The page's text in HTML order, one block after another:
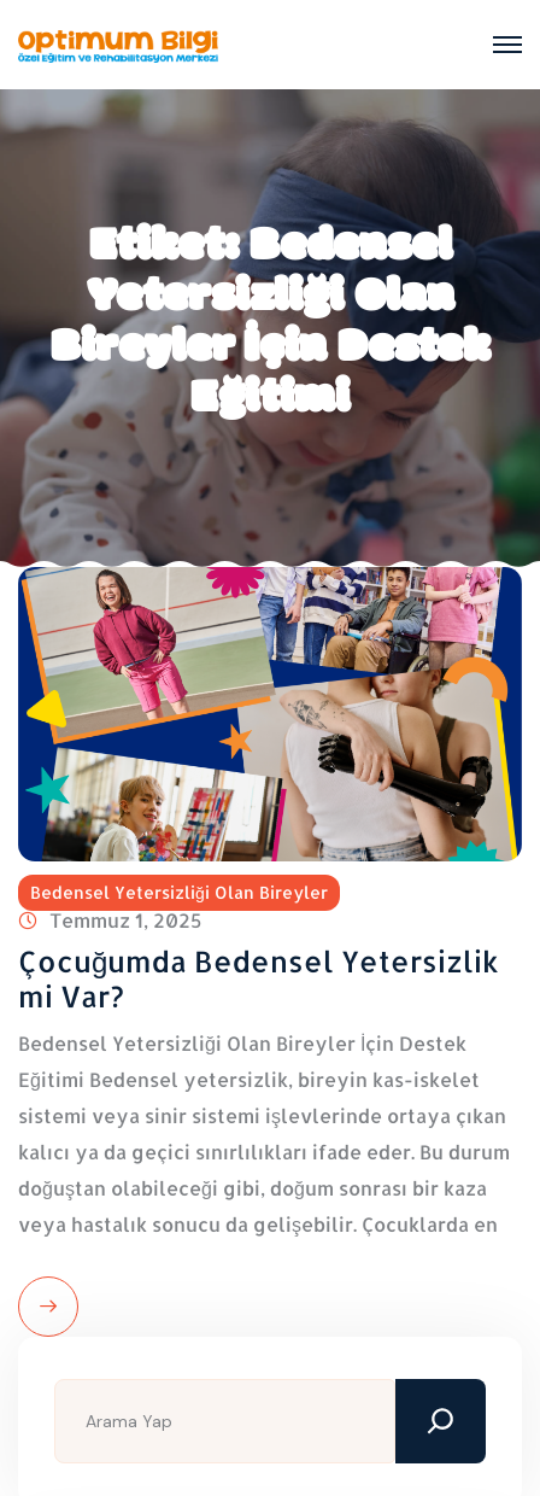
Etiket:Bedensel
Yetersizliği Olan
Bireyler İçin Destek
Eğitimi
Bedensel Yetersizliği Olan Bireyler
Temmuz 1, 2025
Çocuğumda Bedensel Yetersizlik
mi Var?
Bedensel Yetersizliği Olan Bireyler İçin Destek
Eğitimi Bedensel yetersizlik, bireyin kas-iskelet
sistemi veya sinir sistemi işlevlerinde ortaya çıkan
kalıcı ya da geçici sınırlılıkları ifade eder. Bu durum
doğuştan olabileceği gibi, doğum sonrası bir kaza
veya hastalık sonucu da gelişebilir. Çocuklarda en
Read